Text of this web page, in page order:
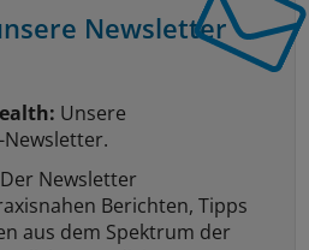
Newsletter
Unsere
Newsletter
Berichten, Tipps
aus dem Spektrum der